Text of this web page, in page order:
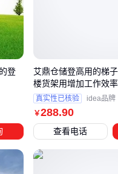
关键数
通过节
三、
登
￥288.90
艾鼎仓储登高用的梯
楼货架用增加工作效率
真实性已核验 idea品牌
查看电话